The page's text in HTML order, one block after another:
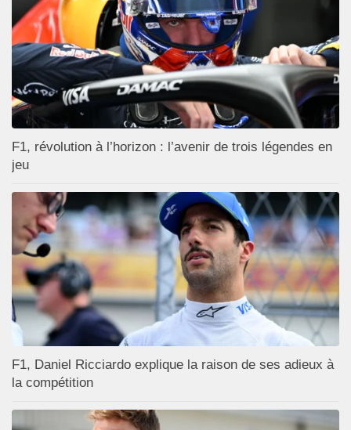
F1, révolution à l’horizon : l’avenir de trois légendes en
jeu
F1, Daniel Ricciardo explique la raison de ses adieux à
la compétition